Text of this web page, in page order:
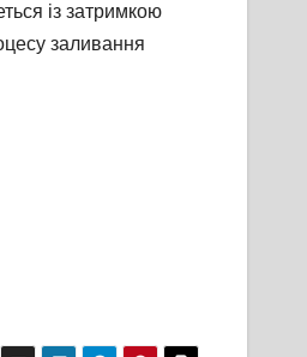
із затримкою
заливання